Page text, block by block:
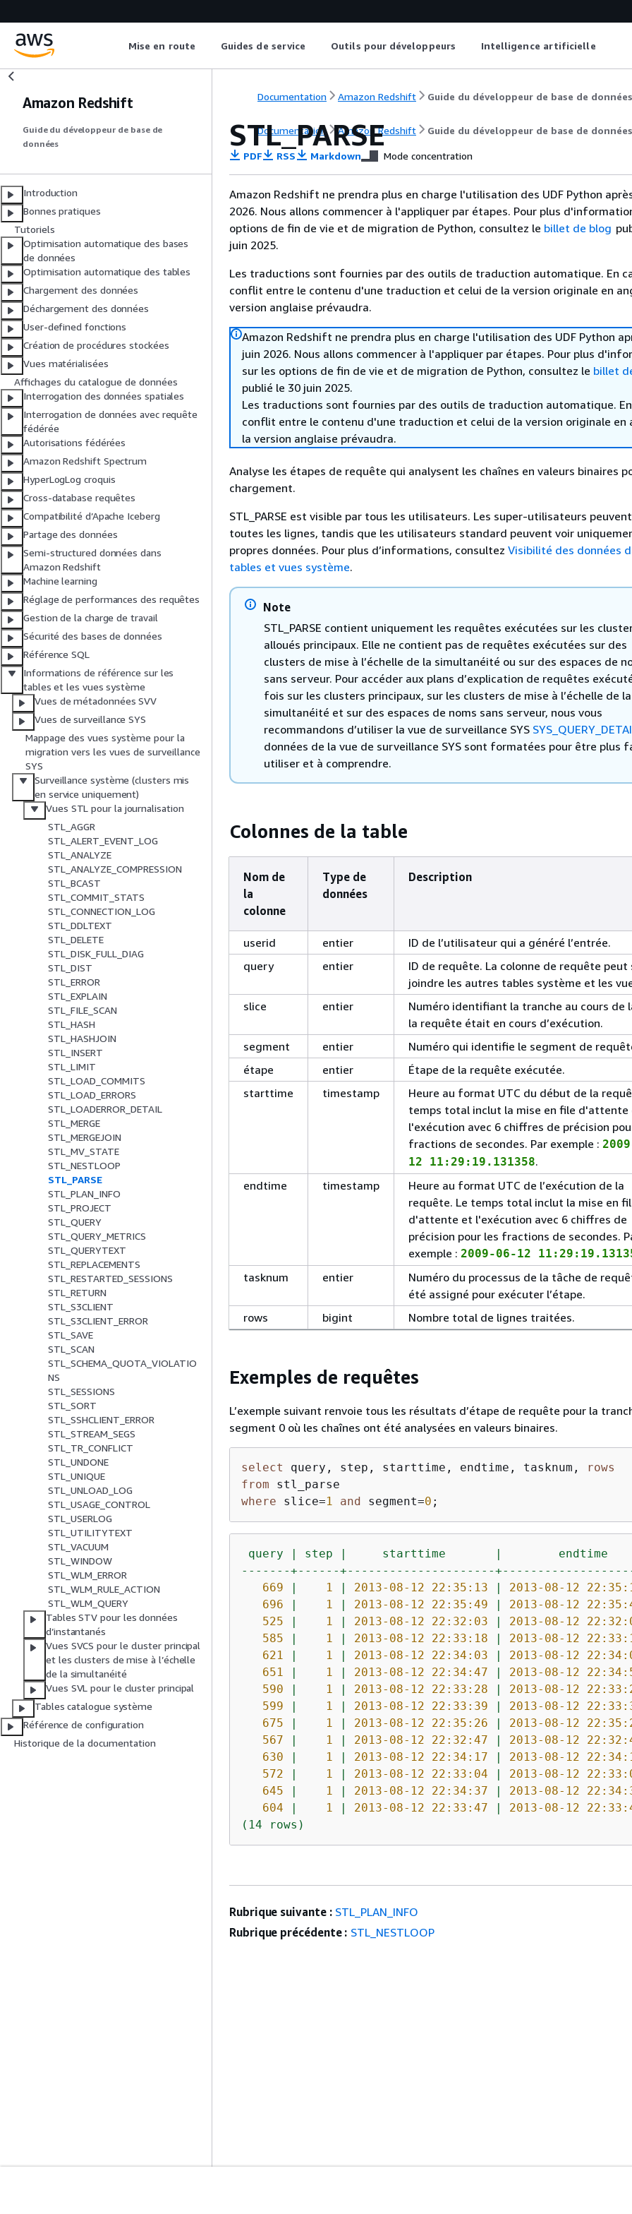
Mise en route Guides de service Outils pour développeurs Intelligence artificielle
Amazon Redshift
Guide du développeur de base de
données
Introduction
Bonnes pratiques
Tutoriels
Optimisation automatique des bases
de données
Optimisation automatique des tables
Chargement des données
Déchargement des données
User-defined fonctions
Création de procédures stockées
Vues matérialisées
Affichages du catalogue de données
Interrogation des données spatiales
Interrogation de données avec requête
fédérée
Autorisations fédérées
Amazon Redshift Spectrum
HyperLogLog croquis
Cross-database requêtes
Compatibilité d’Apache Iceberg
Partage des données
Semi-structured données dans
Amazon Redshift
Machine learning
Réglage de performances des requêtes
Gestion de la charge de travail
Sécurité des bases de données
Référence SQL
Informations de référence sur les
tables et les vues système
Vues de métadonnées SVV
Vues de surveillance SYS
Mappage des vues système pour la
migration vers les vues de surveillance
SYS
Surveillance système (clusters mis
en service uniquement)
Vues STL pour la journalisation
STL_AGGR
STL_ALERT_EVENT_LOG
STL_ANALYZE
STL_ANALYZE_COMPRESSION
STL_BCAST
STL_COMMIT_STATS
STL_CONNECTION_LOG
STL_DDLTEXT
STL_DELETE
STL_DISK_FULL_DIAG
STL_DIST
STL_ERROR
STL_EXPLAIN
STL_FILE_SCAN
STL_HASH
STL_HASHJOIN
STL_INSERT
STL_LIMIT
STL_LOAD_COMMITS
STL_LOAD_ERRORS
STL_LOADERROR_DETAIL
STL_MERGE
STL_MERGEJOIN
STL_MV_STATE
STL_NESTLOOP
STL_PARSE
STL_PLAN_INFO
STL_PROJECT
STL_QUERY
STL_QUERY_METRICS
STL_QUERYTEXT
STL_REPLACEMENTS
STL_RESTARTED_SESSIONS
STL_RETURN
STL_S3CLIENT
STL_S3CLIENT_ERROR
STL_SAVE
STL_SCAN
STL_SCHEMA_QUOTA_VIOLATIO
NS
STL_SESSIONS
STL_SORT
STL_SSHCLIENT_ERROR
STL_STREAM_SEGS
STL_TR_CONFLICT
STL_UNDONE
STL_UNIQUE
STL_UNLOAD_LOG
STL_USAGE_CONTROL
STL_USERLOG
STL_UTILITYTEXT
STL_VACUUM
STL_WINDOW
STL_WLM_ERROR
STL_WLM_RULE_ACTION
STL_WLM_QUERY
Tables STV pour les données
d’instantanés
Vues SVCS pour le cluster principal
et les clusters de mise à l’échelle
de la simultanéité
Vues SVL pour le cluster principal
Tables catalogue système
Référence de configuration
Historique de la documentation
Documentation Amazon Redshift Guide du développeur de base de données
Documentation Amazon Redshift Guide du développeur de base de données
STL_PARSE
PDF RSS Markdown Mode concentration
Amazon Redshift ne prendra plus en charge l'utilisation des UDF Python
2026. Nous allons commencer à l'appliquer par étapes. Pour plus
options de fin de vie et de migration de Python, consultez le billet de blog
juin 2025.
Les traductions sont fournies par des outils de traduction automatique. En
conflit entre le contenu d'une traduction et celui de la version originale en
version anglaise prévaudra.
Amazon Redshift ne prendra plus en charge l'utilisation des UDF Python
juin 2026. Nous allons commencer à l'appliquer par étapes. Pour plus
sur les options de fin de vie et de migration de Python, consultez le billet
publié le 30 juin 2025.
Les traductions sont fournies par des outils de traduction automatique.
conflit entre le contenu d'une traduction et celui de la version originale en
la version anglaise prévaudra.
Analyse les étapes de requête qui analysent les chaînes en valeurs binaires
chargement.
STL_PARSE est visible par tous les utilisateurs. Les super-utilisateurs
toutes les lignes, tandis que les utilisateurs standard peuvent voir
propres données. Pour plus d’informations, consultez Visibilité des données
tables et vues système.
Note
STL_PARSE contient uniquement les requêtes exécutées sur les
alloués principaux. Elle ne contient pas de requêtes exécutées sur des
clusters de mise à l’échelle de la simultanéité ou sur des espaces de
sans serveur. Pour accéder aux plans d’explication de requêtes
fois sur les clusters principaux, sur les clusters de mise à l’échelle de la
simultanéité et sur des espaces de noms sans serveur, nous vous
recommandons d’utiliser la vue de surveillance SYS
données de la vue de surveillance SYS sont formatées pour être plus
utiliser et à comprendre.
Colonnes de la table
Nom de
la
colonne
Type de
données
Description
userid entier
ID de l’utilisateur qui a généré l’entrée.
query
entier
ID de requête. La colonne de requête peut
joindre les autres tables système et les
slice
entier
Numéro identifiant la tranche au cours de
la requête était en cours d’exécution.
segment
entier
Numéro qui identifie le segment de
étape
entier
Étape de la requête exécutée.
starttime
timestamp
Heure au format UTC du début de la
temps total inclut la mise en file d'attente
l'exécution avec 6 chiffres de précision
fractions de secondes. Par exemple :
12 11:29:19.131358.
endtime
timestamp
Heure au format UTC de l’exécution de la
requête. Le temps total inclut la mise en
d'attente et l'exécution avec 6 chiffres de
précision pour les fractions de secondes.
exemple : 2009-06-12
tasknum
entier
Numéro du processus de la tâche de
été assigné pour exécuter l’étape.
rows
bigint Nombre total de lignes traitées.
Exemples de requêtes
L’exemple suivant renvoie tous les résultats d’étape de requête pour la
segment 0 où les chaînes ont été analysées en valeurs binaires.
select query, step, starttime, endtime, tasknum,
rows
from
where slice=1 and segment=0 ;
query | step | starttime | endtime
-------+------+---------------------
669
| 1 | 2013-08-12 22:35:13 | 2013-08-12
696
| 1 | 2013-08-12 22:35:49 | 2013-08-12
525
| 1 | 2013-08-12 22:32:03 | 2013-08-12
585
| 1 | 2013-08-12 22:33:18 | 2013-08-12
621
| 1 | 2013-08-12 22:34:03 | 2013-08-12
651
| 1 | 2013-08-12 22:34:47 | 2013-08-12
590
| 1 | 2013-08-12 22:33:28 | 2013-08-12
599
| 1 | 2013-08-12 22:33:39 | 2013-08-12
675
| 1 | 2013-08-12 22:35:26 | 2013-08-12
567
| 1 | 2013-08-12 22:32:47 | 2013-08-12
630
| 1 | 2013-08-12 22:34:17 | 2013-08-12
572
| 1 | 2013-08-12 22:33:04 | 2013-08-12
645
| 1 | 2013-08-12 22:34:37 | 2013-08-12
604
| 1 | 2013-08-12 22:33:47 | 2013-08-12
(14
rows)
Rubrique suivante : STL_PLAN_INFO
Rubrique précédente : STL_NESTLOOP